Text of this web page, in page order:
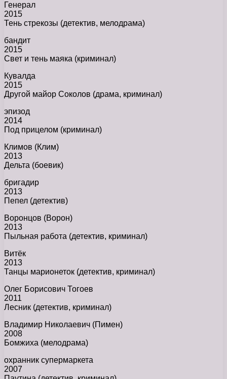
Генерал
2015
Тень стрекозы (детектив, мелодрама)
бандит
2015
Свет и тень маяка (криминал)
Кувалда
2015
Другой майор Соколов (драма, криминал)
эпизод
2014
Под прицелом (криминал)
Климов (Клим)
2013
Дельта (боевик)
бригадир
2013
Пепел (детектив)
Воронцов (Ворон)
2013
Пыльная работа (детектив, криминал)
Витёк
2013
Танцы марионеток (детектив, криминал)
Олег Борисович Тогоев
2011
Лесник (детектив, криминал)
Владимир Николаевич (Пимен)
2008
Бомжиха (мелодрама)
охранник супермаркета
2007